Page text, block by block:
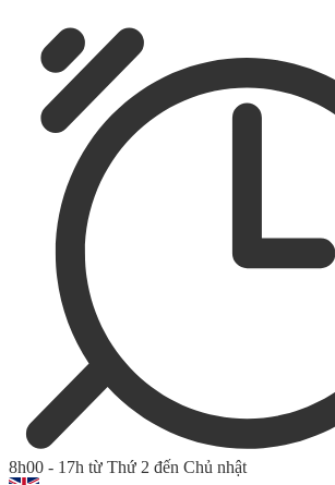
8h00 - 17h từ Thứ 2 đến Chủ nhật